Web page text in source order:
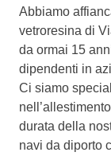
Abbiamo
vetroresina di
da ormai 15
dipendenti in
Ci siamo
durata della
navi da diporto